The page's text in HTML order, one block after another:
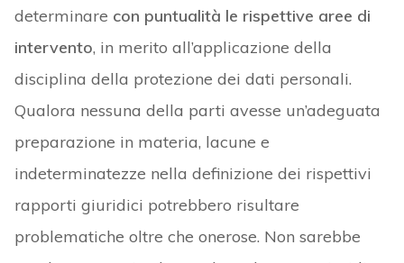
determinare con puntualità le rispettive aree di
intervento, in merito all’applicazione della
disciplina della protezione dei dati personali.
Qualora nessuna della parti avesse un’adeguata
preparazione in materia, lacune e
indeterminatezze nella definizione dei rispettivi
rapporti giuridici potrebbero risultare
problematiche oltre che onerose. Non sarebbe